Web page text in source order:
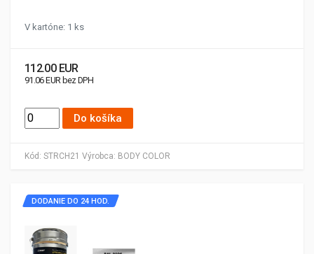
Kód: STRCH21 Výrobca: BODY COLOR
V kartóne: 1 ks
112.00 EUR
91.06 EUR bez DPH
Do košíka
DODANIE DO 24 HOD.